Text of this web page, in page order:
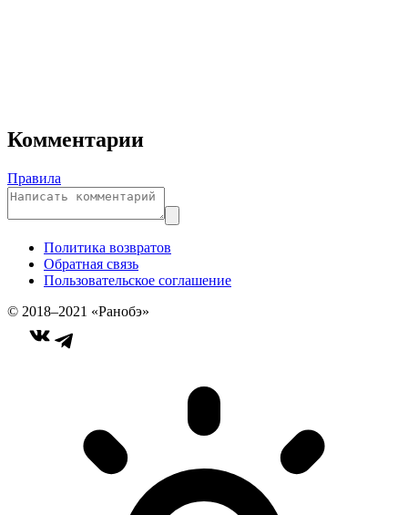
Комментарии
Правила
Политика возвратов
Обратная связь
Пользовательское соглашение
© 2018–2021 «Ранобэ»